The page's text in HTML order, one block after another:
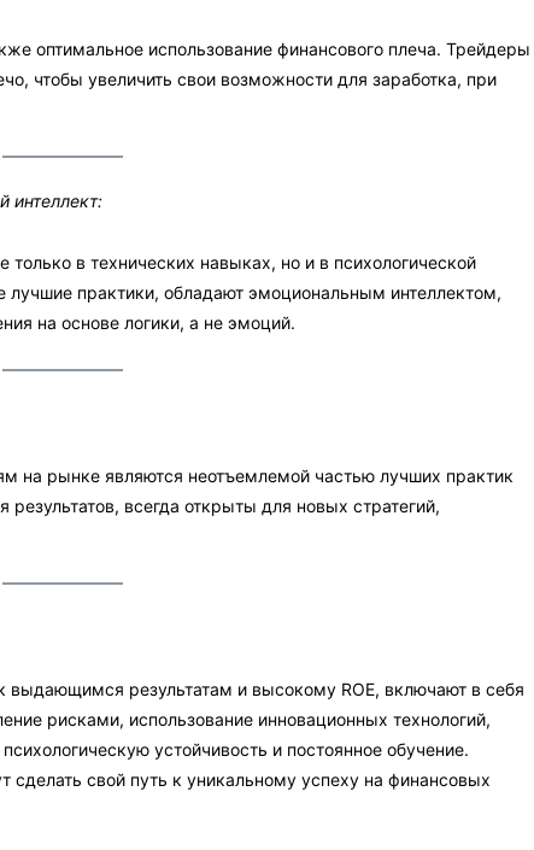
оптимальное использование финансового плеча. Трейдеры
чтобы увеличить свои возможности для заработка, при
интеллект:
в технических навыках, но и в психологической
практики, обладают эмоциональным интеллектом,
на основе логики, а не эмоций.
на рынке являются неотъемлемой частью лучших практик
всегда открыты для новых стратегий,
выдающимся результатам и высокому ROE, включают в себя
рисками, использование инновационных технологий,
устойчивость и постоянное обучение.
свой путь к уникальному успеху на финансовых